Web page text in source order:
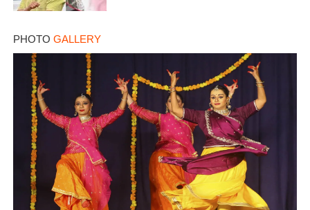
PHOTO GALLERY